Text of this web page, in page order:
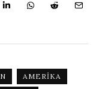
AMERIKA